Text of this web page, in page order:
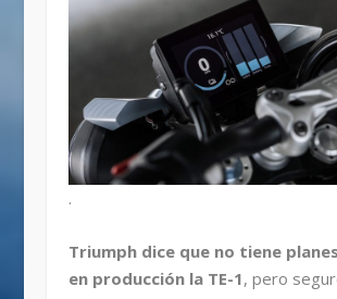
.
Triumph dice que no tiene
en producción la TE-1, pero